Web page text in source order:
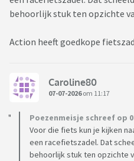
behoorlijk stuk ten opzichte
Action heeft goedkope
Caroline80
07-07-2026om 11:17
Poezenmeisje schreef op
Voor die fiets kun je kijken
een racefietszadel. Dat
behoorlijk stuk ten opzichte